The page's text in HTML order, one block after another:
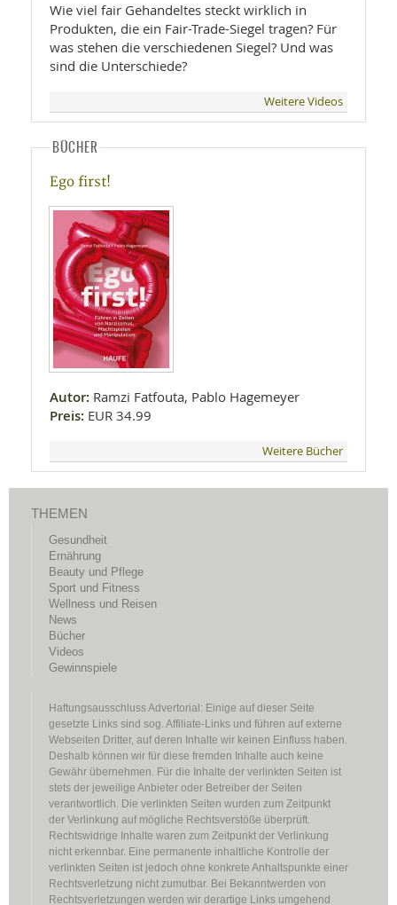
Wie viel fair Gehandeltes steckt wirklich in
Produkten, die ein Fair-Trade-Siegel tragen? Für
was stehen die verschiedenen Siegel? Und was
sind die Unterschiede?
Weitere Videos
BÜCHER
Ego first!
Autor: Ramzi Fatfouta, Pablo Hagemeyer
Preis: EUR 34.99
Weitere Bücher
THEMEN
Gesundheit
Ernährung
Beauty und Pflege
Sport und Fitness
Wellness und Reisen
News
Bücher
Videos
Gewinnspiele
Haftungsausschluss Advertorial: Einige auf dieser Seite
gesetzte Links sind sog. Affiliate-Links und führen auf externe
Webseiten Dritter, auf deren Inhalte wir keinen Einfluss haben.
Deshalb können wir für diese fremden Inhalte auch keine
Gewähr übernehmen. Für die Inhalte der verlinkten Seiten ist
stets der jeweilige Anbieter oder Betreiber der Seiten
verantwortlich. Die verlinkten Seiten wurden zum Zeitpunkt
der Verlinkung auf mögliche Rechtsverstöße überprüft.
Rechtswidrige Inhalte waren zum Zeitpunkt der Verlinkung
nicht erkennbar. Eine permanente inhaltliche Kontrolle der
verlinkten Seiten ist jedoch ohne konkrete Anhaltspunkte einer
Rechtsverletzung nicht zumutbar. Bei Bekanntwerden von
Rechtsverletzungen werden wir derartige Links umgehend